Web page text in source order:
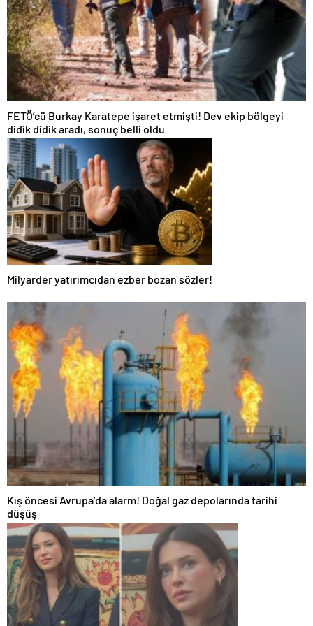
FETÖ’cü Burkay Karatepe işaret etmişti! Dev ekip bölgeyi
didik didik aradı, sonuç belli oldu
Milyarder yatırımcıdan ezber bozan sözler!
Kış öncesi Avrupa’da alarm! Doğal gaz depolarında tarihi
düşüş